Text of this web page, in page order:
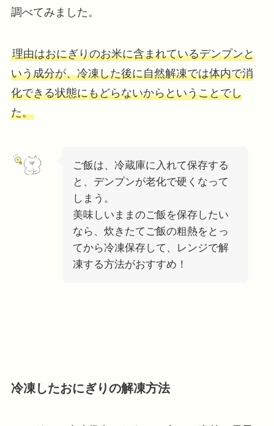
調べてみました。
理由はおにぎりのお米に含まれているデンプンと
いう成分が、冷凍した後に自然解凍では体内で消
化できる状態にもどらないからということでし
た。
ご飯は、冷蔵庫に入れて保存する
と、デンプンが老化で硬くなって
しまう。
美味しいままのご飯を保存したい
なら、炊きたてご飯の粗熱をとっ
てから冷凍保存して、レンジで解
凍する方法がおすすめ！
冷凍したおにぎりの解凍方法